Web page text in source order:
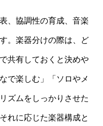
、協調性の育成、音楽
。楽器分けの際は、ど
共有しておくと決めや
で楽しむ」「ソロやメ
ズムをしっかりさせた
れに応じた楽器構成と